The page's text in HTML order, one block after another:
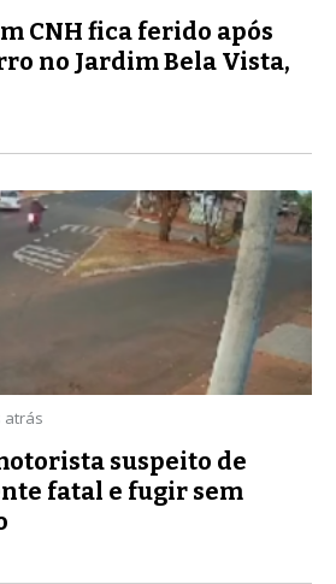
CNH fica ferido após
no Jardim Bela Vista,
atrás
suspeito de
fatal e fugir sem